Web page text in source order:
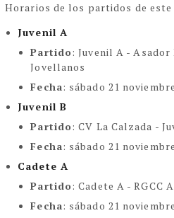
Horarios de los partidos de este
Juvenil A
Partido:Juvenil A -Asador
Jovellanos
Fecha: sábado 21
Juvenil B
Partido:CV La Calzada -
Fecha: sábado 21
Cadete A
Partido:Cadete A - RGCC A
Fecha: sábado 21